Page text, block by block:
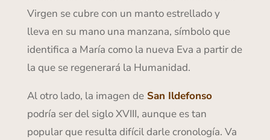
Virgen se cubre con un manto estrellado y
lleva en su mano una manzana, símbolo que
identifica a María como la nueva Eva a partir de
la que se regenerará la Humanidad.
Al otro lado, la imagen de San Ildefonso
podría ser del siglo XVIII, aunque es tan
popular que resulta difícil darle cronología. Va